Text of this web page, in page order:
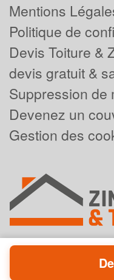
Mentions
Politique de
Devis Toiture &
devis gratuit &
Suppression de
Devenez un
Gestion des